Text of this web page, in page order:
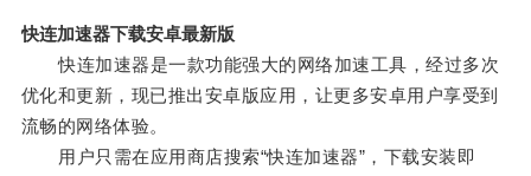
快连加速器下载安卓最新版
快连加速器是一款功能强大的网络加速工具，经过多次
优化和更新，现已推出安卓版应用，让更多安卓用户享受到
流畅的网络体验。
用户只需在应用商店搜索“快连加速器”，下载安装即